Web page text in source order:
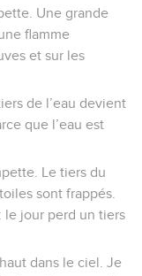
Une grande
flamme
et sur les
de l’eau devient
que l’eau est
Le tiers du
sont frappés.
le jour perd un tiers
dans le ciel. Je